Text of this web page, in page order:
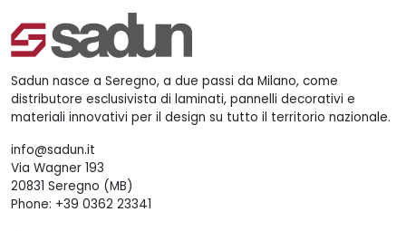
Sadun nasce a Seregno, a due passi da Milano, come
distributore esclusivista di laminati, pannelli decorativi e
materiali innovativi per il design su tutto il territorio nazionale.
info@sadun.it
Via Wagner 193
20831 Seregno (MB)
Phone: +39 0362 23341